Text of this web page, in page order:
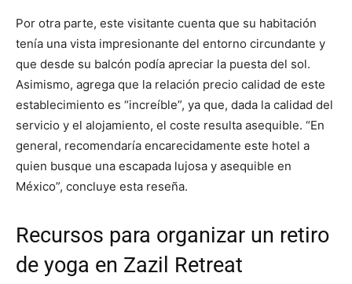
Por otra parte, este visitante cuenta que su habitación
tenía una vista impresionante del entorno circundante y
que desde su balcón podía apreciar la puesta del sol.
Asimismo, agrega que la relación precio calidad de este
establecimiento es “increíble”, ya que, dada la calidad del
servicio y el alojamiento, el coste resulta asequible. “En
general, recomendaría encarecidamente este hotel a
quien busque una escapada lujosa y asequible en
México”, concluye esta reseña.
Recursos para organizar un retiro
de yoga en Zazil Retreat